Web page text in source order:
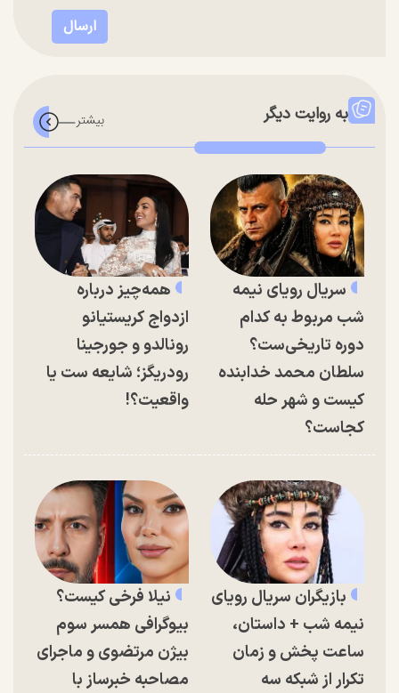
به روایت دیگر
سریال رویای نیمه
شب مربوط به کدام
دوره تاریخی‌ست؟
سلطان محمد خدابنده
کیست و شهر حله
کجاست؟
همه‌چیز درباره
ازدواج کریستیانو
رونالدو و جورجینا
رودریگز؛ شایعه ست یا
واقعیت؟!
بازیگران سریال رویای
نیمه شب + داستان،
ساعت پخش و زمان
تکرار از شبکه سه
نیلا فرخی کیست؟
بیوگرافی همسر سوم
بیژن مرتضوی و ماجرای
مصاحبه خبرساز با